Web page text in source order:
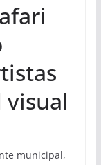
visual
municipal,